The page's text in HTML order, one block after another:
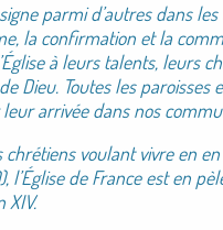
parmi d’autres dans
la confirmation et la
à leurs talents, leurs
Dieu. Toutes les paroisses
arrivée dans nos
chrétiens voulant vivre en
l’Église de France est en
XIV.